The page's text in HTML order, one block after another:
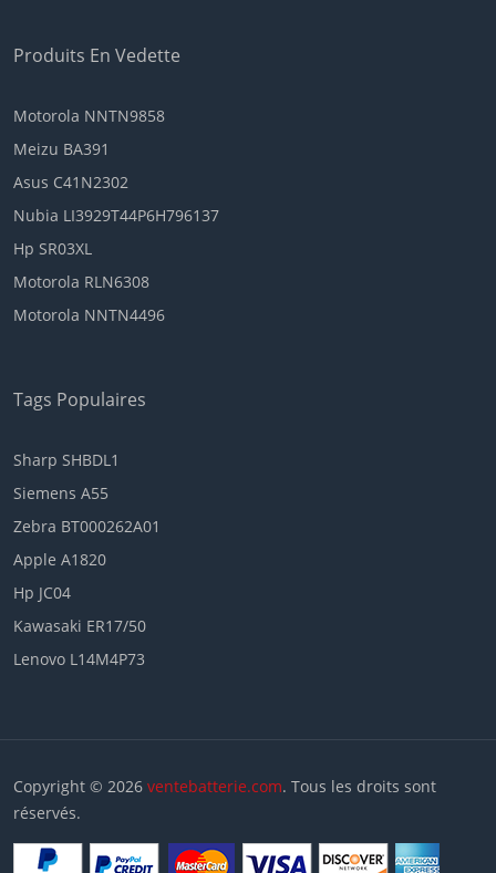
Produits En Vedette
Motorola NNTN9858
Meizu BA391
Asus C41N2302
Nubia LI3929T44P6H796137
Hp SR03XL
Motorola RLN6308
Motorola NNTN4496
Tags Populaires
Sharp SHBDL1
Siemens A55
Zebra BT000262A01
Apple A1820
Hp JC04
Kawasaki ER17/50
Lenovo L14M4P73
Copyright © 2026 ventebatterie.com. Tous les droits sont
réservés.